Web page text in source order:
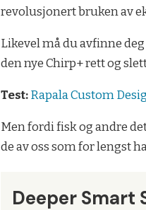
revolusjonert bruken av
Likevel må du avfinne
den nye Chirp+ rett og
Test:Rapala Custom
Men fordi fisk og andre
de av oss som for lengst
Deeper Smart